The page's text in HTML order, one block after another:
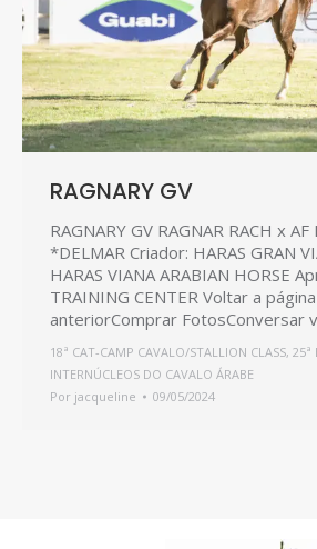
RAGNARY GV
RAGNARY GV RAGNAR RACH x
*DELMAR Criador: HARAS GRAN
HARAS VIANA ARABIAN HORSE
TRAINING CENTER Voltar a página
anteriorComprar FotosConversar
18ª CAT-CAMP CAVALO/STALLION CLASS, 25ª
INTERNÚCLEOS DO CAVALO ÁRABE
Por jacqueline 09/05/2024